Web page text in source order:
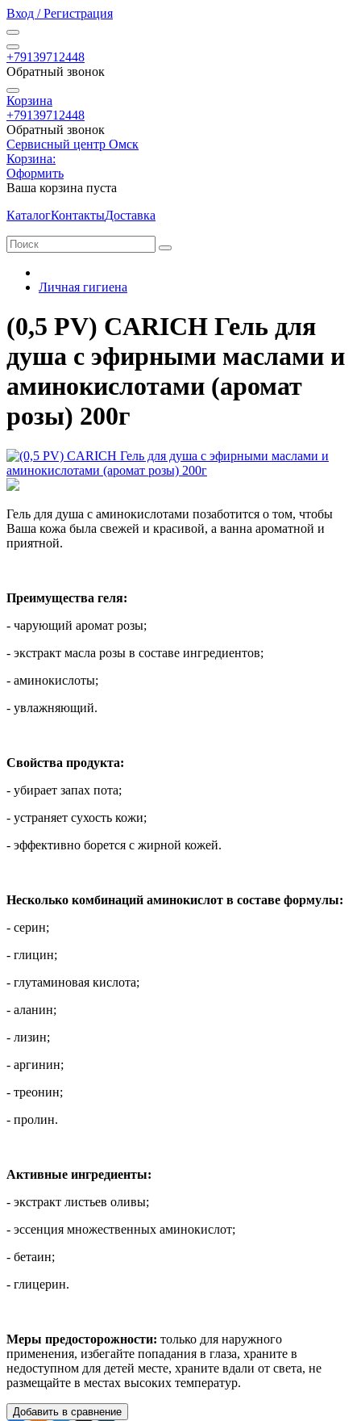
Вход / Регистрация
+79139712448
Обратный звонок
Корзина
+79139712448
Обратный звонок
Сервисный центр Омск
Корзина:
Оформить
Ваша корзина пуста
КаталогКонтактыДоставка
Личная гигиена
(0,5 PV) CARICH Гель для
душа с эфирными маслами и
аминокислотами (аромат
розы) 200г
Гель для душа с аминокислотами позаботится о том, чтобы
Ваша кожа была свежей и красивой, а ванна ароматной и
приятной.
Преимущества геля:
- чарующий аромат розы;
- экстракт масла розы в составе ингредиентов;
- аминокислоты;
- увлажняющий.
Свойства продукта:
- убирает запах пота;
- устраняет сухость кожи;
- эффективно борется с жирной кожей.
Несколько комбинаций аминокислот в составе формулы:
- серин;
- глицин;
- глутаминовая кислота;
- аланин;
- лизин;
- аргинин;
- треонин;
- пролин.
Активные ингредиенты:
- экстракт листьев оливы;
- эссенция множественных аминокислот;
- бетаин;
- глицерин.
Меры предосторожности: только для наружного
применения, избегайте попадания в глаза, храните в
недоступном для детей месте, храните вдали от света, не
размещайте в местах высоких температур.
Добавить в сравнение